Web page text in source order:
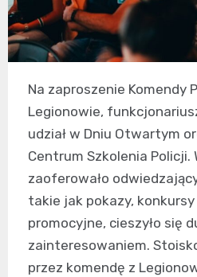
Na zaproszenie Komendy
Legionowie,
udział w Dniu Otwartym
Centrum Szkolenia Policji.
zaoferowało
takie jak pokazy,
promocyjne, cieszyło się
zainteresowaniem.
przez komendę z